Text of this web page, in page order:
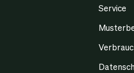
Service